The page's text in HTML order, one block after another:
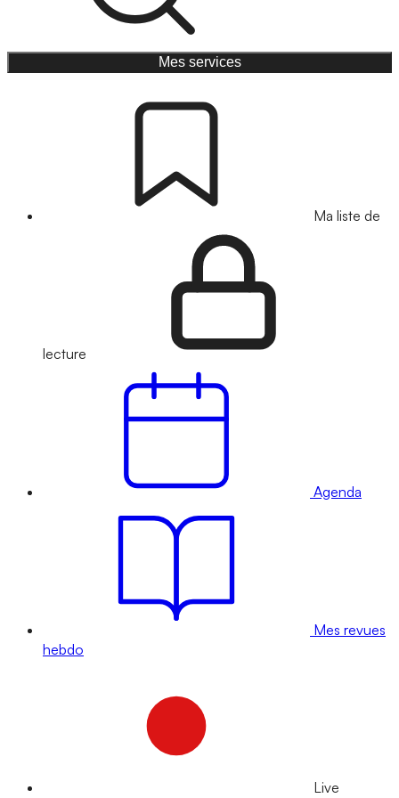
Mes services
Ma liste de
lecture
Agenda
Mes revues
hebdo
Live